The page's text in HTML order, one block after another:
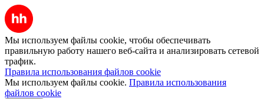
Мы используем файлы cookie, чтобы обеспечивать
правильную работу нашего веб-сайта и анализировать сетевой
трафик.
Правила использования файлов cookie
Мы используем файлы cookie. Правила использования
файлов cookie